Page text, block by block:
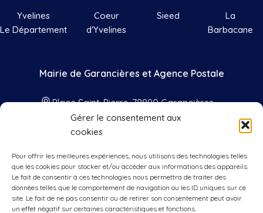
Gérer le consentement aux
cookies
Pour offrir les meilleures expériences, nous utilisons des technologies telles
que les cookies pour stocker et/ou accéder aux informations des appareils.
Le fait de consentir à ces technologies nous permettra de traiter des
données telles que le comportement de navigation ou les ID uniques sur ce
site. Le fait de ne pas consentir ou de retirer son consentement peut avoir
un effet négatif sur certaines caractéristiques et fonctions.
Yvelines
Le Département
Coeur
d'Yvelines
Sieed
La
Barbacane
Mairie de Garancières et Agence Postale
Place Saint-Pierre, 78890 Garancières
01 34 86 41 33
Nos horaires
Lundis, mercredis, vendredis : 9h00 à
12h00 et 15h00 à 17h00